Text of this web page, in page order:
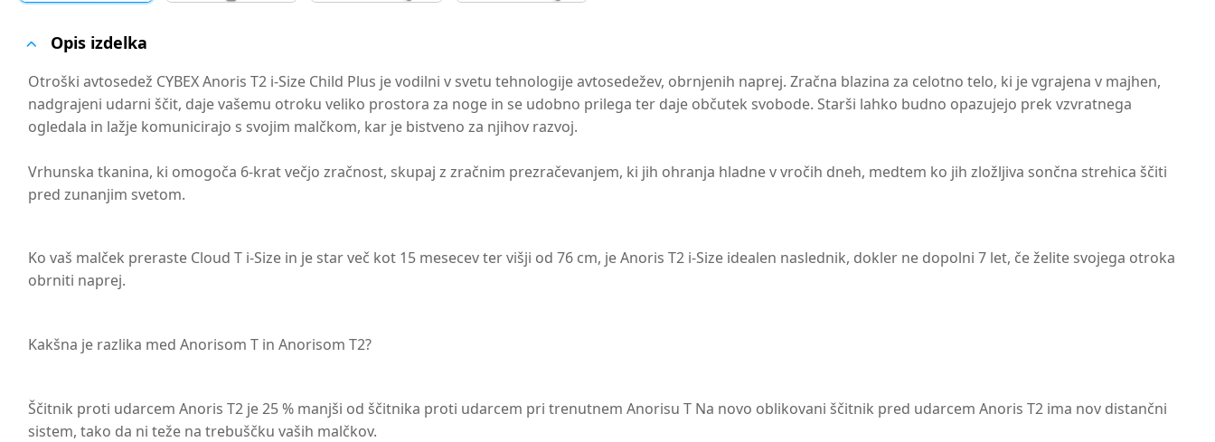
Opis izdelka
Otroški avtosedež CYBEX Anoris T2 i-Size Child Plus je vodilni v svetu tehnologije avtosedežev, obrnjenih naprej. Zračna blazina za celotno telo, ki je vgrajena v majhen,
nadgrajeni udarni ščit, daje vašemu otroku veliko prostora za noge in se udobno prilega ter daje občutek svobode. Starši lahko budno opazujejo prek vzvratnega
ogledala in lažje komunicirajo s svojim malčkom, kar je bistveno za njihov razvoj.
Vrhunska tkanina, ki omogoča 6-krat večjo zračnost, skupaj z zračnim prezračevanjem, ki jih ohranja hladne v vročih dneh, medtem ko jih zložljiva sončna strehica ščiti
pred zunanjim svetom.
Ko vaš malček preraste Cloud T i-Size in je star več kot 15 mesecev ter višji od 76 cm, je Anoris T2 i-Size idealen naslednik, dokler ne dopolni 7 let, če želite svojega otroka
obrniti naprej.
Kakšna je razlika med Anorisom T in Anorisom T2?
Ščitnik proti udarcem Anoris T2 je 25 % manjši od ščitnika proti udarcem pri trenutnem Anorisu T Na novo oblikovani ščitnik pred udarcem Anoris T2 ima nov distančni
sistem, tako da ni teže na trebuščku vaših malčkov.